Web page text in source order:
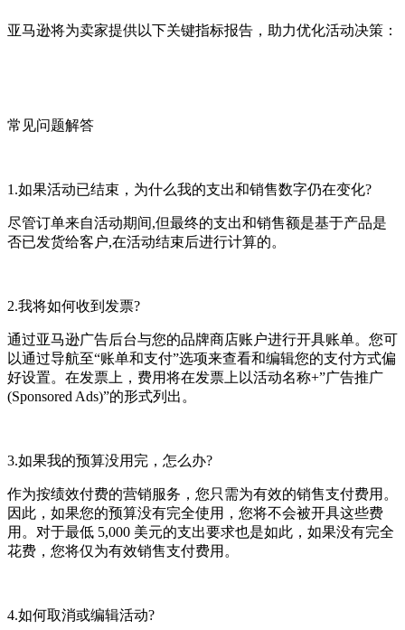
亚马逊将为卖家提供以下关键指标报告，助力优化活动决策：
常见问题解答
1.如果活动已结束，为什么我的支出和销售数字仍在变化?
尽管订单来自活动期间,但最终的支出和销售额是基于产品是
否已发货给客户,在活动结束后进行计算的。
2.我将如何收到发票?
通过亚马逊广告后台与您的品牌商店账户进行开具账单。您可
以通过导航至“账单和支付”选项来查看和编辑您的支付方式偏
好设置。在发票上，费用将在发票上以活动名称+”广告推广
(Sponsored Ads)”的形式列出。
3.如果我的预算没用完，怎么办?
作为按绩效付费的营销服务，您只需为有效的销售支付费用。
因此，如果您的预算没有完全使用，您将不会被开具这些费
用。对于最低 5,000 美元的支出要求也是如此，如果没有完全
花费，您将仅为有效销售支付费用。
4.如何取消或编辑活动?